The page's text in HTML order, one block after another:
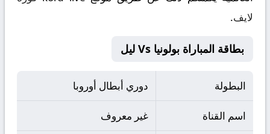
لايف.
بطاقة المباراة بولونيا Vs ليل
البطولة دوري أبطال أوروبا
اسم القناة غير معروف